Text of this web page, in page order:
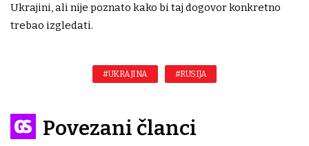
Ukrajini, ali nije poznato kako bi taj dogovor konkretno
trebao izgledati.
#UKRAJINA #RUSIJA
Povezani članci